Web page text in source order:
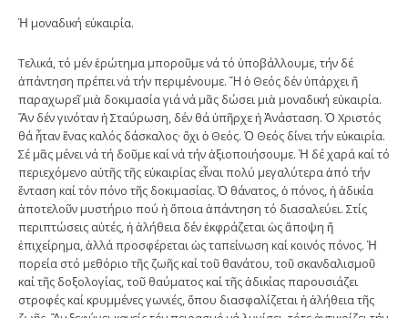
Ἡ μοναδική εὐκαιρία.
Τελικά, τό μέν ἐρώτημα μποροῦμε νά τό ὑποβάλλουμε, τήν δέ
ἀπάντηση πρέπει νά τήν περιμένουμε. Ἤ ὁ Θεός δέν ὑπάρχει ἤ
παραχωρεῖ μιὰ δοκιμασία γιά νά μᾶς δώσει μιὰ μοναδική εὐκαιρία.
Ἄν δέν γινόταν ἡ Σταύρωση, δέν θά ὑπῆρχε ἡ Ἀνάσταση. Ὁ Χριστός
θά ἦταν ἕνας καλός δάσκαλος· ὄχι ὁ Θεός. Ὁ Θεός δίνει τήν εὐκαιρία.
Σέ μᾶς μένει νά τή δοῦμε καί νά τήν ἀξιοποιήσουμε. Ἡ δέ χαρά καί τό
περιεχόμενο αὐτῆς τῆς εὐκαιρίας εἶναι πολύ μεγαλύτερα ἀπό τήν
ἔνταση καί τόν πόνο τῆς δοκιμασίας. Ὁ θάνατος, ὁ πόνος, ἡ ἀδικία
ἀποτελοῦν μυστήριο πού ἡ ὅποια ἀπάντηση τό διασαλεύει. Στίς
περιπτώσεις αὐτές, ἡ ἀλήθεια δέν ἐκφράζεται ὡς ἄποψη ἤ
ἐπιχείρημα, ἀλλά προσφέρεται ὡς ταπείνωση καί κοινός πόνος. Ἡ
πορεία στό μεθόριο τῆς ζωῆς καί τοῦ θανάτου, τοῦ σκανδαλισμοῦ
καί τῆς δοξολογίας, τοῦ θαύματος καί τῆς ἀδικίας παρουσιάζει
στροφές καί κρυμμένες γωνιές, ὅπου διασφαλίζεται ἡ ἀλήθεια τῆς